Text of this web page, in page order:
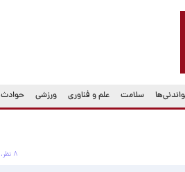
سلامت علم و فناوری ورزشی حوادث
۸ نظر، ۰ در صف انتشار و ۳ تکراری یا غیرقابل انتشار